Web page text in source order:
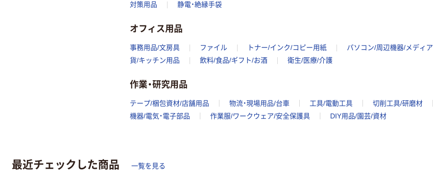
対策用品
静電・絶縁手袋
オフィス用品
事務用品/文房具 ファイル トナー/インク/コピー用紙 パソコン/周辺機器/メディア
貨/キッチン用品
飲料/食品/ギフト/お酒 衛生/医療/介護
作業・研究用品
テープ/梱包資材/店舗用品 物流・現場用品/台車 工具/電動工具 切削工具/研磨材
機器/電気・電子部品
作業服/ワークウェア/安全保護具 DIY用品/園芸/資材
最近チェックした商品 一覧を見る